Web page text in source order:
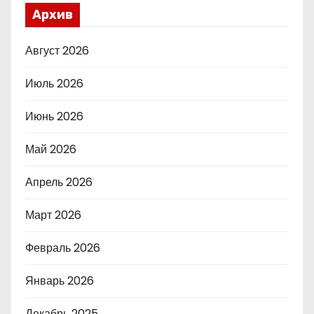
Архив
Август 2026
Июль 2026
Июнь 2026
Май 2026
Апрель 2026
Март 2026
Февраль 2026
Январь 2026